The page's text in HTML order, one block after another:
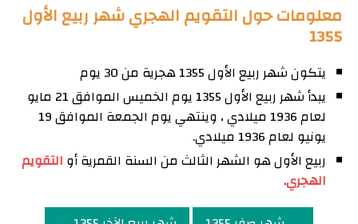
معلومات حول التقويم الهجري شهر ربيع الأول
1355
يتكون شهر ربيع الأول 1355 هجرية من 30 يوم
يبدأ شهر ربيع الأول 1355 يوم الخميس الموافق 21 مايو
لعام 1936 ميلادي ، وينتهي يوم الجمعة الموافق 19
يونيو لعام 1936 ميلادي.
ربيع الأول هو الشهر الثالث من السنة القمرية أو التقويم
الهجري.